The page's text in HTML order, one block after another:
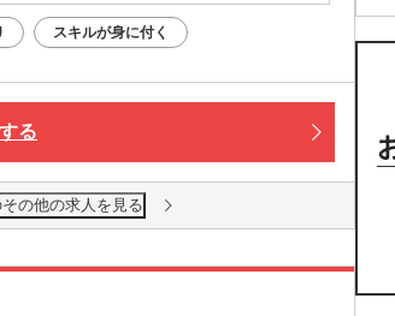
スキルが身に付く
る
の他の求人を見る